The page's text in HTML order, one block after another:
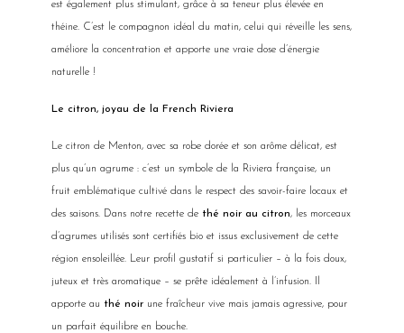
est également plus stimulant, grâce à sa teneur plus élevée en
théine. C’est le compagnon idéal du matin, celui qui réveille les sens,
améliore la concentration et apporte une vraie dose d’énergie
naturelle !
Le citron, joyau de la French Riviera
Le citron de Menton, avec sa robe dorée et son arôme délicat, est
plus qu’un agrume : c’est un symbole de la Riviera française, un
fruit emblématique cultivé dans le respect des savoir-faire locaux et
des saisons. Dans notre recette de thé noir au citron, les morceaux
d’agrumes utilisés sont certifiés bio et issus exclusivement de cette
région ensoleillée. Leur profil gustatif si particulier – à la fois doux,
juteux et très aromatique – se prête idéalement à l’infusion. Il
apporte au thé noirune fraîcheur vive mais jamais agressive, pour
un parfait équilibre en bouche.